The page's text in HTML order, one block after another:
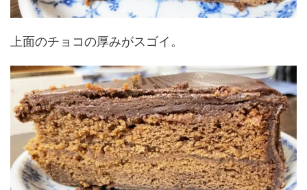
上面のチョコの厚みがスゴイ。